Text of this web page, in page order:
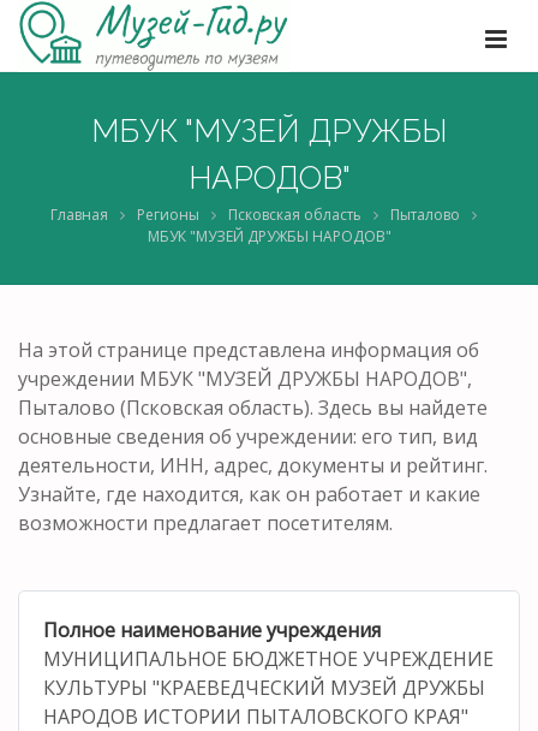
МБУК "МУЗЕЙ ДРУЖБЫ
НАРОДОВ"
Главная Регионы Псковская область
Пыталово
МБУК "МУЗЕЙ ДРУЖБЫ НАРОДОВ"
На этой странице представлена информация об
учреждении МБУК "МУЗЕЙ ДРУЖБЫ НАРОДОВ",
Пыталово (Псковская область). Здесь вы найдете
основные сведения об учреждении: его тип, вид
деятельности, ИНН, адрес, документы и рейтинг.
Узнайте, где находится, как он работает и какие
возможности предлагает посетителям.
Полное наименование учреждения
МУНИЦИПАЛЬНОЕ БЮДЖЕТНОЕ УЧРЕЖДЕНИЕ
КУЛЬТУРЫ "КРАЕВЕДЧЕСКИЙ МУЗЕЙ ДРУЖБЫ
НАРОДОВ ИСТОРИИ ПЫТАЛОВСКОГО КРАЯ"